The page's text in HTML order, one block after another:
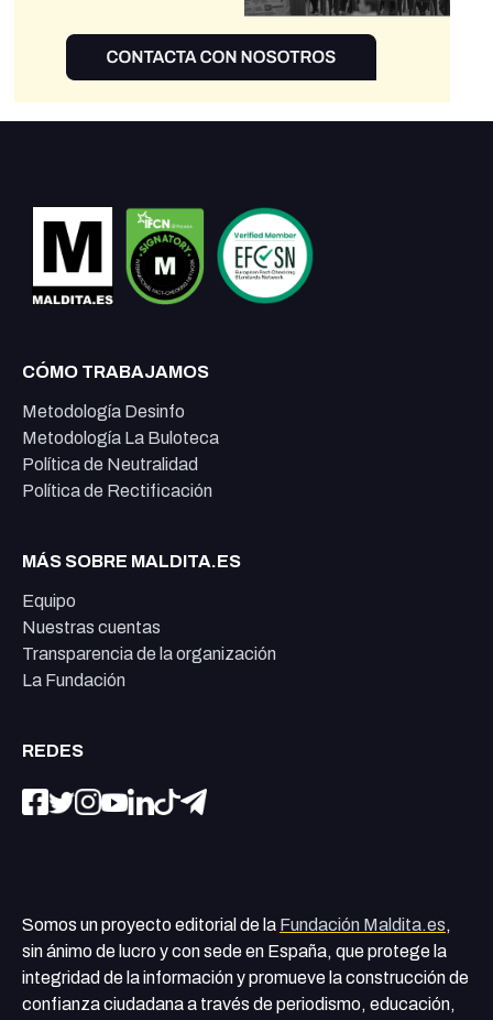
CÓMO TRABAJAMOS
Metodología Desinfo
Metodología La Buloteca
Política de Neutralidad
Política de Rectificación
MÁS SOBRE MALDITA.ES
Equipo
Nuestras cuentas
Transparencia de la organización
La Fundación
REDES
Somos un proyecto editorial de la Fundación Maldita.es,
sin ánimo de lucro y con sede en España, que protege la
integridad de la información y promueve la construcción de
confianza ciudadana a través de periodismo, educación,